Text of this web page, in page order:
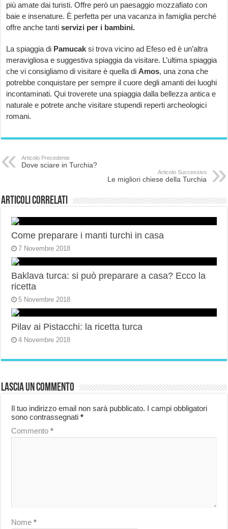
più amate dai turisti. Offre però un paesaggio mozzafiato con
baie e insenature. È perfetta per una vacanza in famiglia perché
offre anche tantiservizi per i bambini.
La spiaggia di Pamucak si trova vicino ad Efeso ed è un’altra
meravigliosa e suggestiva spiaggia da visitare. L’ultima spiaggia
che vi consigliamo di visitare è quella diAmos, una zona che
potrebbe conquistare per sempre il cuore degli amanti dei luoghi
incontaminati. Qui troverete una spiaggia dalla bellezza antica e
naturale e potrete anche visitare stupendi reperti archeologici
romani.
Articolo Precedente
Dove sciare in Turchia?
Articolo Successivo
Le migliori chiese della Turchia
Articoli correlati
Come preparare i manti turchi in casa
7 Novembre 2018
Baklava turca: si può preparare a casa? Ecco la
ricetta
5 Novembre 2018
Pilav ai Pistacchi: la ricetta turca
4 Novembre 2018
Lascia un commento
Il tuo indirizzo email non sarà pubblicato. I campi obbligatori
sono contrassegnati*
Commento*
Nome*